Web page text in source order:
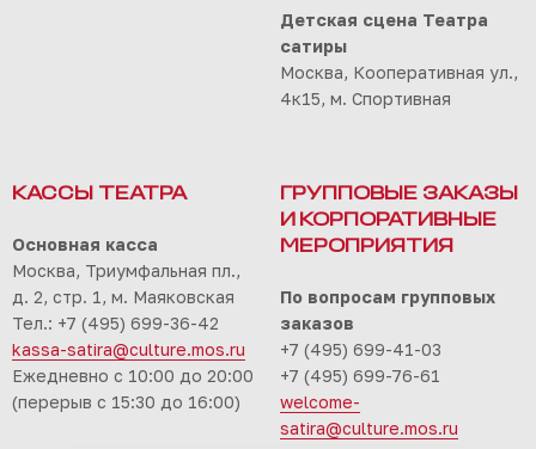
Детская сцена Театра
сатиры
Москва, Кооперативная ул.,
4к15, м. Спортивная
КАССЫ ТЕАТРА
Основная касса
Москва, Триумфальная пл.,
д. 2, стр. 1, м. Маяковская
Тел.: +7 (495) 699-36-42
kassa-satira@culture.mos.ru
Ежедневно с 10:00 до 20:00
(перерыв с 15:30 до 16:00)
ГРУППОВЫЕ ЗАКАЗЫ
И КОРПОРАТИВНЫЕ
МЕРОПРИЯТИЯ
По вопросам групповых
заказов
+7 (495) 699-41-03
+7 (495) 699-76-61
welcome-
satira@culture.mos.ru